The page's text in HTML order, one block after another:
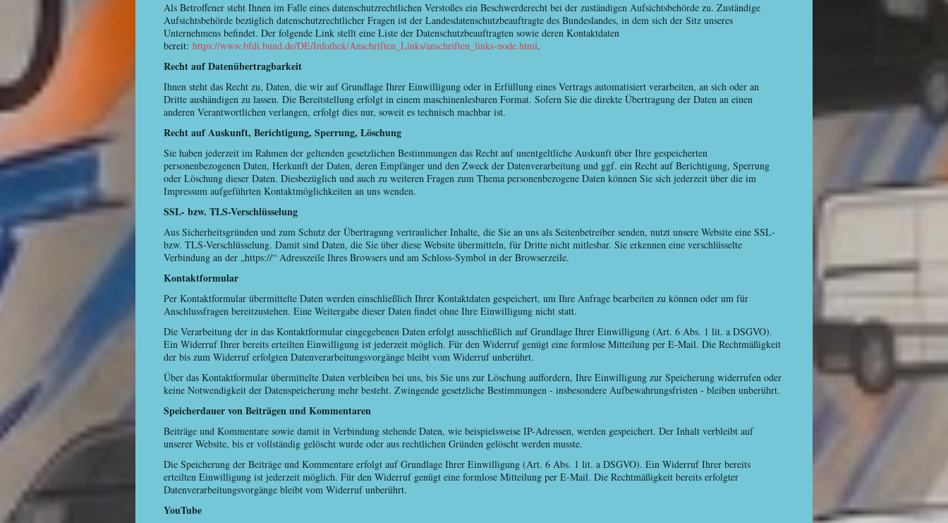
Als Betroffener steht Ihnen im Falle eines datenschutzrechtlichen Verstoßes ein Beschwerderecht bei der zuständigen Aufsichtsbehörde zu. Zuständige
Aufsichtsbehörde bezüglich datenschutzrechtlicher Fragen ist der Landesdatenschutzbeauftragte des Bundeslandes, in dem sich der Sitz unseres
Unternehmens befindet. Der folgende Link stellt eine Liste der Datenschutzbeauftragten sowie deren Kontaktdaten
bereit: https://www.bfdi.bund.de/DE/Infothek/Anschriften_Links/anschriften_links-node.html.
Recht auf Datenübertragbarkeit
Ihnen steht das Recht zu, Daten, die wir auf Grundlage Ihrer Einwilligung oder in Erfüllung eines Vertrags automatisiert verarbeiten, an sich oder an
Dritte aushändigen zu lassen. Die Bereitstellung erfolgt in einem maschinenlesbaren Format. Sofern Sie die direkte Übertragung der Daten an einen
anderen Verantwortlichen verlangen, erfolgt dies nur, soweit es technisch machbar ist.
Recht auf Auskunft, Berichtigung, Sperrung, Löschung
Sie haben jederzeit im Rahmen der geltenden gesetzlichen Bestimmungen das Recht auf unentgeltliche Auskunft über Ihre gespeicherten
personenbezogenen Daten, Herkunft der Daten, deren Empfänger und den Zweck der Datenverarbeitung und ggf. ein Recht auf Berichtigung, Sperrung
oder Löschung dieser Daten. Diesbezüglich und auch zu weiteren Fragen zum Thema personenbezogene Daten können Sie sich jederzeit über die im
Impressum aufgeführten Kontaktmöglichkeiten an uns wenden.
SSL- bzw. TLS-Verschlüsselung
Aus Sicherheitsgründen und zum Schutz der Übertragung vertraulicher Inhalte, die Sie an uns als Seitenbetreiber senden, nutzt unsere Website eine SSL-
bzw. TLS-Verschlüsselung. Damit sind Daten, die Sie über diese Website übermitteln, für Dritte nicht mitlesbar. Sie erkennen eine verschlüsselte
Verbindung an der „https://“ Adresszeile Ihres Browsers und am Schloss-Symbol in der Browserzeile.
Kontaktformular
Per Kontaktformular übermittelte Daten werden einschließlich Ihrer Kontaktdaten gespeichert, um Ihre Anfrage bearbeiten zu können oder um für
Anschlussfragen bereitzustehen. Eine Weitergabe dieser Daten findet ohne Ihre Einwilligung nicht statt.
Die Verarbeitung der in das Kontaktformular eingegebenen Daten erfolgt ausschließlich auf Grundlage Ihrer Einwilligung (Art. 6 Abs. 1 lit. a DSGVO).
Ein Widerruf Ihrer bereits erteilten Einwilligung ist jederzeit möglich. Für den Widerruf genügt eine formlose Mitteilung per E-Mail. Die Rechtmäßigkeit
der bis zum Widerruf erfolgten Datenverarbeitungsvorgänge bleibt vom Widerruf unberührt.
Über das Kontaktformular übermittelte Daten verbleiben bei uns, bis Sie uns zur Löschung auffordern, Ihre Einwilligung zur Speicherung widerrufen oder
keine Notwendigkeit der Datenspeicherung mehr besteht. Zwingende gesetzliche Bestimmungen - insbesondere Aufbewahrungsfristen - bleiben unberührt.
Speicherdauer von Beiträgen und Kommentaren
Beiträge und Kommentare sowie damit in Verbindung stehende Daten, wie beispielsweise IP-Adressen, werden gespeichert. Der Inhalt verbleibt auf
unserer Website, bis er vollständig gelöscht wurde oder aus rechtlichen Gründen gelöscht werden musste.
Die Speicherung der Beiträge und Kommentare erfolgt auf Grundlage Ihrer Einwilligung (Art. 6 Abs. 1 lit. a DSGVO). Ein Widerruf Ihrer bereits
erteilten Einwilligung ist jederzeit möglich. Für den Widerruf genügt eine formlose Mitteilung per E-Mail. Die Rechtmäßigkeit bereits erfolgter
Datenverarbeitungsvorgänge bleibt vom Widerruf unberührt.
YouTube